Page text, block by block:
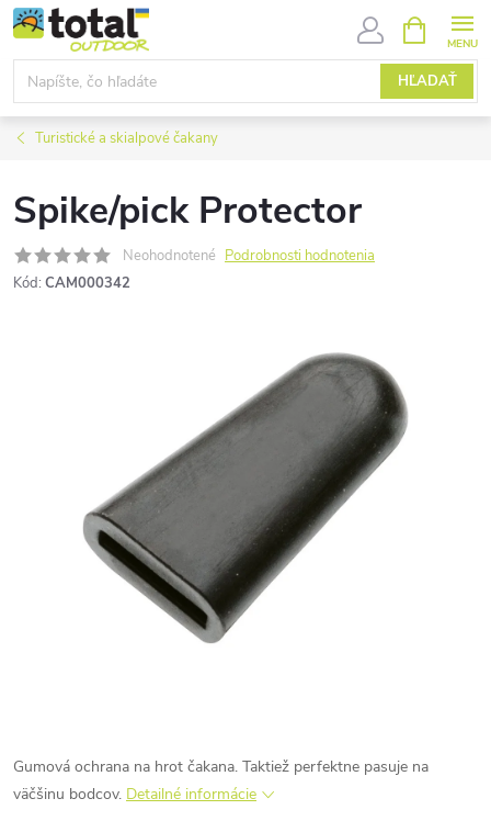
Prejsť
na
obsah
HĽADAŤ
KOŠÍK
Turistické a skialpové čakany
Spike/pick Protector
Neohodnotené Podrobnosti hodnotenia
Kód: CAM000342
Gumová ochrana na hrot čakana. Taktiež perfektne pasuje na
väčšinu bodcov. Detailné informácie